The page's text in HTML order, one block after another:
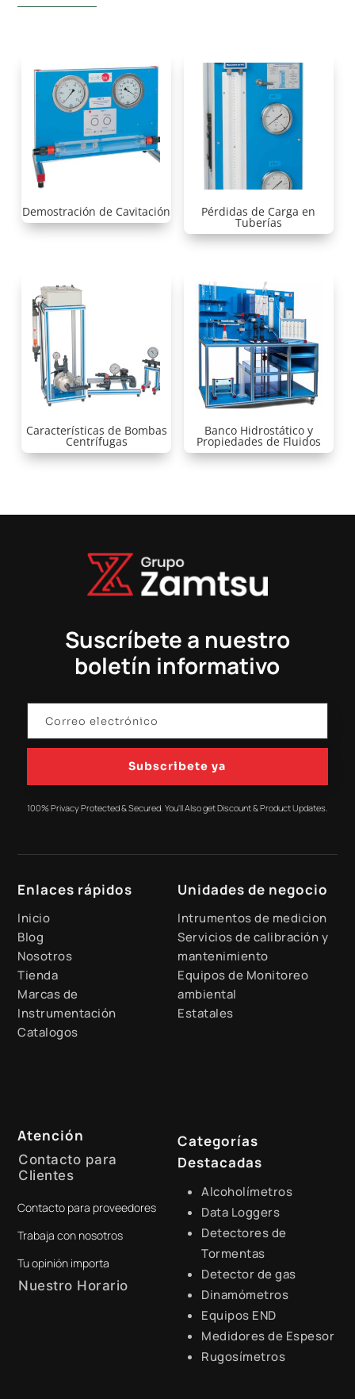
Demostración de Cavitación Pérdidas de Carga en
Tuberías
Características de Bombas
Centrífugas
Banco Hidrostático y
Propiedades de Fluidos
Suscríbete a nuestro
boletín informativo
Subscribete ya
100% Privacy Protected & Secured. You'll Also get Discount & Product Updates.
Enlaces rápidos
Inicio
Blog
Nosotros
Tienda
Marcas de
Instrumentación
Catalogos
Unidades de negocio
Intrumentos de medicion
Servicios de calibración y
mantenimiento
Equipos de Monitoreo
ambiental
Estatales
Atención
Contacto para
Clientes
+51 941 525 454
digital@zamtsu.com
Contacto para proveedores
Trabaja con nosotros
Tu opinión importa
Nuestro Horario
Categorías
Destacadas
Alcoholímetros
Data Loggers
Detectores de
Tormentas
Detector de gas
Dinamómetros
Equipos END
Medidores de Espesor
Rugosímetros